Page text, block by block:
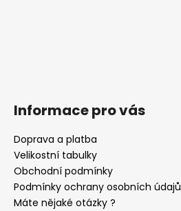
35
MM,
A
KAPESNÍČEK
PUDROVÁ,
TMAVĚ
HNĚDÁ
KŮŽE
Informace pro vás
Doprava a platba
Velikostní tabulky
Obchodní podmínky
Podmínky ochrany osobních údajů
Máte nějaké otázky ?